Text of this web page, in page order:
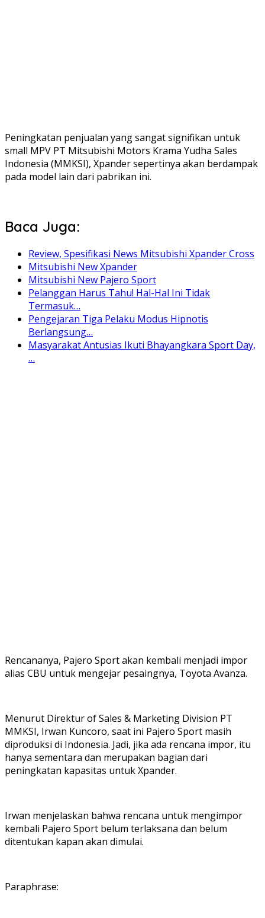
Peningkatan penjualan yang sangat signifikan untuk
small MPV PT Mitsubishi Motors Krama Yudha Sales
Indonesia (MMKSI), Xpander sepertinya akan berdampak
pada model lain dari pabrikan ini.
Baca Juga:
Review, Spesifikasi News Mitsubishi Xpander Cross
Mitsubishi New Xpander
Mitsubishi New Pajero Sport
Pelanggan Harus Tahu! Hal-Hal Ini Tidak
Termasuk…
Pengejaran Tiga Pelaku Modus Hipnotis
Berlangsung…
Masyarakat Antusias Ikuti Bhayangkara Sport Day,
…
Rencananya, Pajero Sport akan kembali menjadi impor
alias CBU untuk mengejar pesaingnya, Toyota Avanza.
Menurut Direktur of Sales & Marketing Division PT
MMKSI, Irwan Kuncoro, saat ini Pajero Sport masih
diproduksi di Indonesia. Jadi, jika ada rencana impor, itu
hanya sementara dan merupakan bagian dari
peningkatan kapasitas untuk Xpander.
Irwan menjelaskan bahwa rencana untuk mengimpor
kembali Pajero Sport belum terlaksana dan belum
ditentukan kapan akan dimulai.
Paraphrase: